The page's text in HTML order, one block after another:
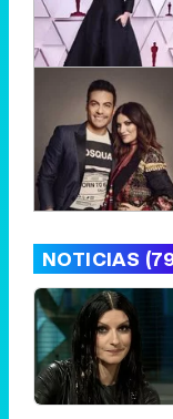
NOTICIAS